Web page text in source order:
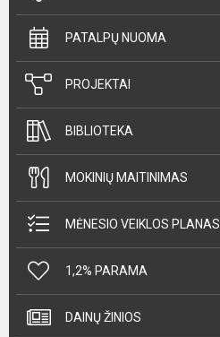
PATALPŲ NUOMA
PROJEKTAI
BIBLIOTEKA
MOKINIŲ MAITINIMAS
MĖNESIO VEIKLOS PLANAS
1,2% PARAMA
DAINŲ ŽINIOS